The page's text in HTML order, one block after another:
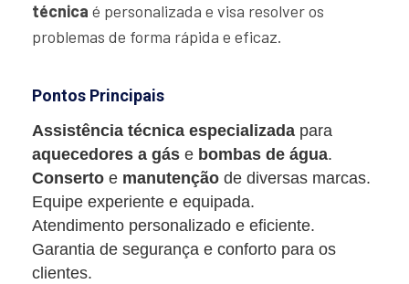
técnica é personalizada e visa resolver os
problemas de forma rápida e eficaz.
Pontos Principais
Assistência técnica especializada para
aquecedores a gás e bombas de água.
Conserto e manutenção de diversas marcas.
Equipe experiente e equipada.
Atendimento personalizado e eficiente.
Garantia de segurança e conforto para os
clientes.